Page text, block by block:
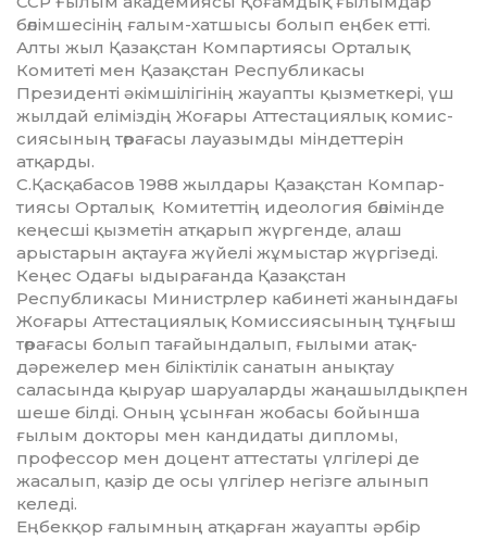
бөлімшесінің ғалым-хатшысы болып еңбек етті.
Алты жыл Қазақстан Компартиясы Орталық
Комитеті мен Қазақстан Республикасы
Президенті әкімшілігінің жауапты қызметкері, үш
жылдай еліміздің Жоғары Аттестациялық комис­
сия­сының төрағасы лауазымды міндеттерін
атқарды.
С.Қасқабасов 1988 жылдары Қазақстан Ком­пар­
тиясы Орталық Комитеттің идеология бөлімін­де
кеңесші қызметін атқарып жүргенде, алаш
арыстарын ақтауға жүйелі жұмыстар жүргізеді.
Кеңес Одағы ыдырағанда Қазақстан
Республикасы Министрлер кабинеті жанындағы
Жоғары Аттес­та­циялық Комиссиясының тұңғыш
төрағасы болып тағайындалып, ғылыми атақ-
дәрежелер мен біліктілік санатын анықтау
саласында қыруар ша­руаларды жаңашылдықпен
шеше білді. Оның ұсынған жобасы бойынша
ғылым докторы мен кан­дидаты дипломы,
профессор мен доцент аттестаты үлгілері де
жасалып, қазір де осы үлгілер негізге алынып
келеді.
Еңбекқор ғалымның атқарған жауапты әрбір